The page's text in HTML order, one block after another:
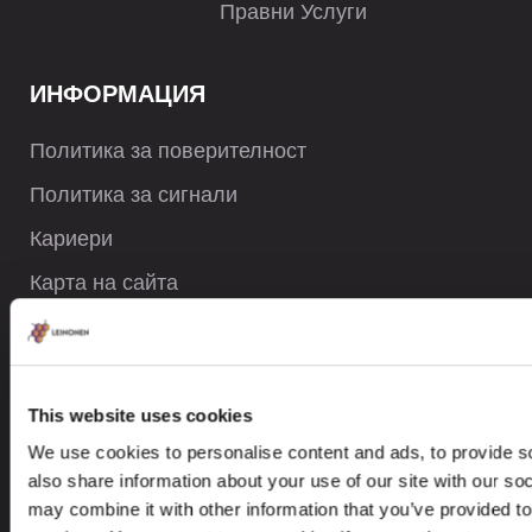
This website uses cookies
We use cookies to personalise content and ads, to provide
also share information about your use of our site with our
may combine it with other information that you’ve provided
Правни Услуги
ИНФОРМАЦИЯ
Политика за поверителност
Политика за сигнали
Кариери
Карта на сайта
+359 2 983 2198
contact@leinonen.bg